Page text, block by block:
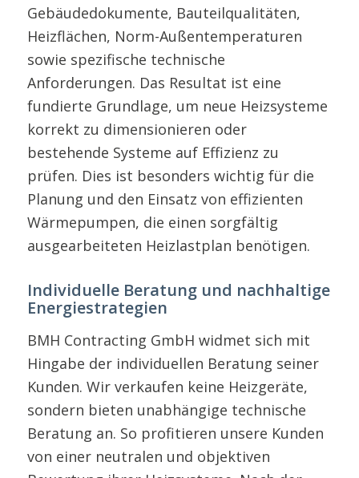
Gebäudedokumente, Bauteilqualitäten,
Heizflächen, Norm-Außentemperaturen
sowie spezifische technische
Anforderungen. Das Resultat ist eine
fundierte Grundlage, um neue Heizsysteme
korrekt zu dimensionieren oder
bestehende Systeme auf Effizienz zu
prüfen. Dies ist besonders wichtig für die
Planung und den Einsatz von effizienten
Wärmepumpen, die einen sorgfältig
ausgearbeiteten Heizlastplan benötigen.
Individuelle Beratung und nachhaltige
Energiestrategien
BMH Contracting GmbH widmet sich mit
Hingabe der individuellen Beratung seiner
Kunden. Wir verkaufen keine Heizgeräte,
sondern bieten unabhängige technische
Beratung an. So profitieren unsere Kunden
von einer neutralen und objektiven